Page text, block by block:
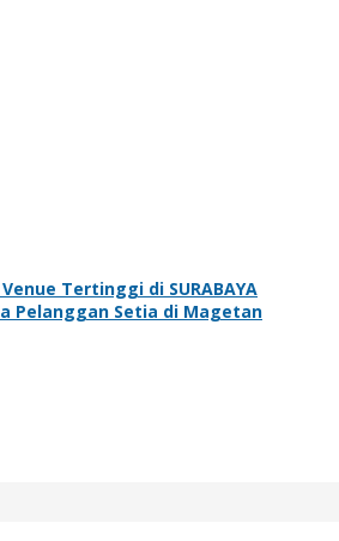
Tertinggi di SURABAYA
Pelanggan Setia di Magetan